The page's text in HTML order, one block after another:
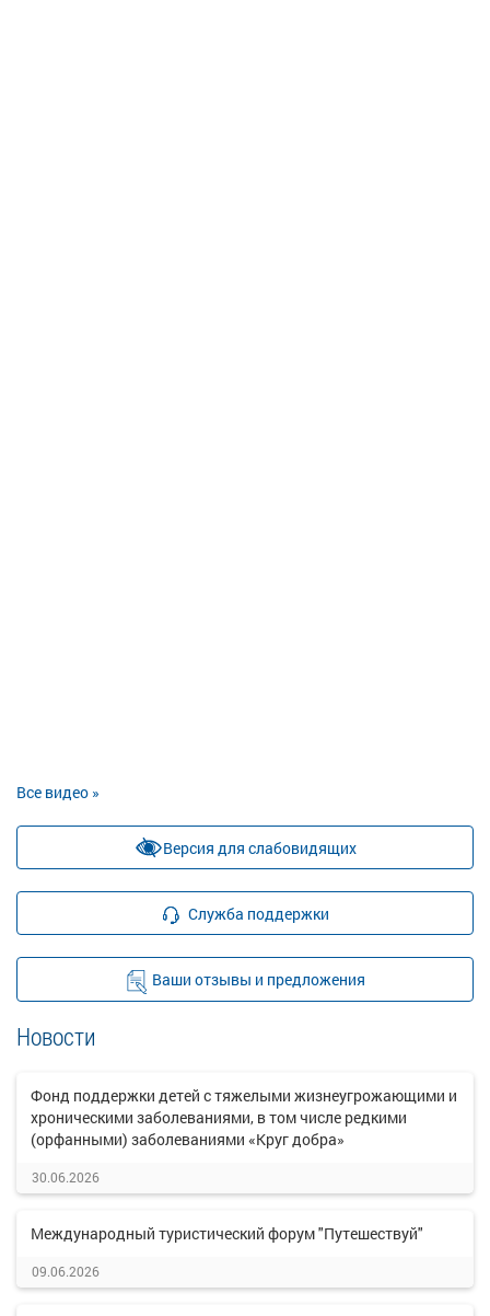
Все видео »
Версия для слабовидящих
Служба поддержки
Ваши отзывы и предложения
Новости
Фонд поддержки детей с тяжелыми жизнеугрожающими и
хроническими заболеваниями, в том числе редкими
(орфанными) заболеваниями «Круг добра»
30.06.2026
Международный туристический форум "Путешествуй"
09.06.2026